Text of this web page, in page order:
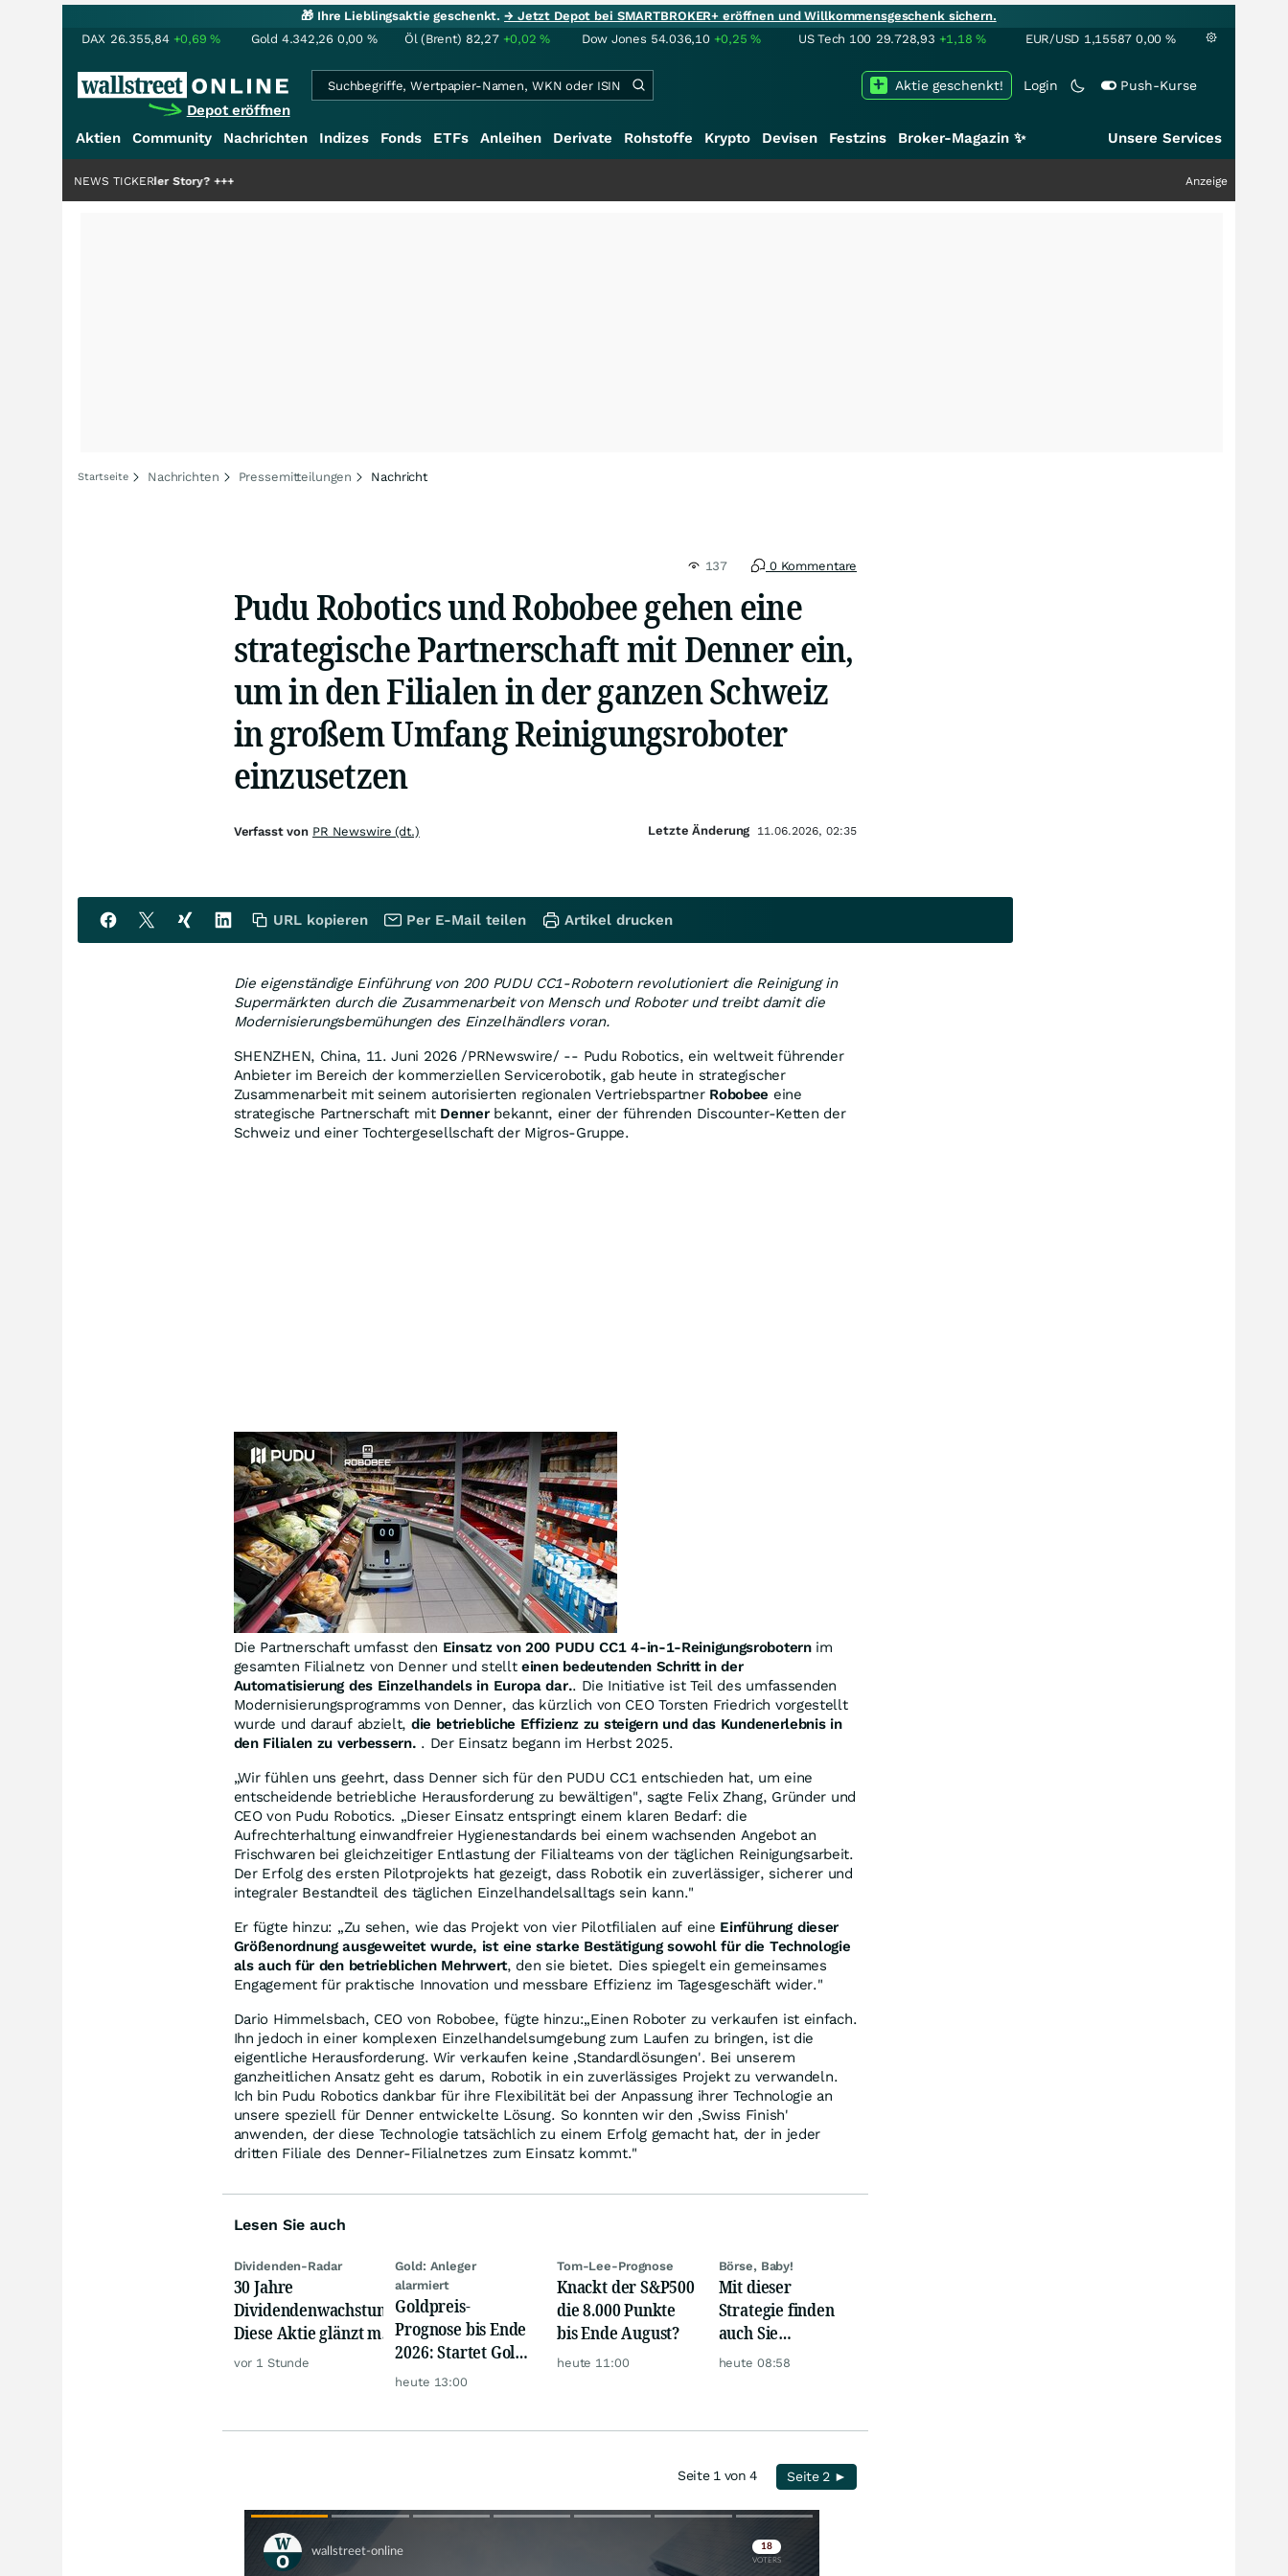
🎁 Ihre Lieblingsaktie geschenkt.→ Jetzt Depot bei SMARTBROKER+ eröffnen und Willkommensgeschenk sichern.
DAX 26.355,84 +0,69% Gold 4.342,26 0,00 % Öl (Brent) 82,27 +0,02% Dow Jones 54.036,10 +0,25% US Tech 100 29.728,93 +1,18% EUR/USD 1,15587 0,00 %
Depot eröffnen
Login Push-Kurse
Aktie geschenkt!
Aktien Community Nachrichten Indizes Fonds ETFs Anleihen Derivate Rohstoffe Krypto Devisen Festzins Broker-Magazin ✨ Unsere Services
die Hälfte der Story?+++ Anzeige
NEWS TICKER
Startseite Nachrichten Pressemitteilungen Nachricht
137 0 Kommentare
Pudu Robotics und Robobee gehen eine
strategische Partnerschaft mit Denner ein,
um in den Filialen in der ganzen Schweiz
in großem Umfang Reinigungsroboter
einzusetzen
Die eigenständige Einführung von 200 PUDU CC1-Robotern revolutioniert die Reinigung in
Supermärkten durch die Zusammenarbeit von Mensch und Roboter und treibt damit die
Modernisierungsbemühungen des Einzelhändlers voran.
SHENZHEN, China, 11. Juni 2026/PRNewswire/ -- Pudu Robotics, ein weltweit führender
Anbieter im Bereich der kommerziellen Servicerobotik, gab heute in strategischer
Zusammenarbeit mit seinem autorisierten regionalen Vertriebspartner Robobee eine
strategische Partnerschaft mit Dennerbekannt, einer der führenden Discounter-Ketten der
Schweiz und einer Tochtergesellschaft der Migros-Gruppe.
Die Partnerschaft umfasst den Einsatz von 200 PUDU CC1 4-in-1-Reinigungsroboternim
gesamten Filialnetz von Denner und stellteinen bedeutenden Schritt in der
Automatisierung des Einzelhandels in Europa dar.. Die Initiative ist Teil des umfassenden
Modernisierungsprogramms von Denner, das kürzlich von CEO Torsten Friedrich vorgestellt
wurde und darauf abzielt, die betriebliche Effizienz zu steigern und das Kundenerlebnis in
den Filialen zu verbessern. . Der Einsatz begann im Herbst 2025.
„Wir fühlen uns geehrt, dass Denner sich für den PUDU CC1 entschieden hat, um eine
entscheidende betriebliche Herausforderung zu bewältigen", sagte Felix Zhang, Gründer und
CEO von Pudu Robotics. „Dieser Einsatz entspringt einem klaren Bedarf: die
Aufrechterhaltung einwandfreier Hygienestandards bei einem wachsenden Angebot an
Frischwaren bei gleichzeitiger Entlastung der Filialteams von der täglichen Reinigungsarbeit.
Der Erfolg des ersten Pilotprojekts hat gezeigt, dass Robotik ein zuverlässiger, sicherer und
integraler Bestandteil des täglichen Einzelhandelsalltags sein kann."
Er fügte hinzu: „Zu sehen, wie das Projekt von vier Pilotfilialen auf eine Einführung dieser
Größenordnung ausgeweitet wurde, ist eine starke Bestätigung sowohl für die Technologie
als auch für den betrieblichen Mehrwert, den sie bietet. Dies spiegelt ein gemeinsames
Engagement für praktische Innovation und messbare Effizienz im Tagesgeschäft wider."
Dario Himmelsbach, CEO von Robobee, fügte hinzu:„Einen Roboter zu verkaufen ist einfach.
Ihn jedoch in einer komplexen Einzelhandelsumgebung zum Laufen zu bringen, ist die
eigentliche Herausforderung. Wir verkaufen keine ‚Standardlösungen'. Bei unserem
ganzheitlichen Ansatz geht es darum, Robotik in ein zuverlässiges Projekt zu verwandeln.
Ich bin Pudu Robotics dankbar für ihre Flexibilität bei der Anpassung ihrer Technologie an
unsere speziell für Denner entwickelte Lösung. So konnten wir den ‚Swiss Finish'
anwenden, der diese Technologie tatsächlich zu einem Erfolg gemacht hat, der in jeder
dritten Filiale des Denner-Filialnetzes zum Einsatz kommt."
Lesen Sie auch
Dividenden-Radar
30 Jahre
Dividendenwachstum:
Diese Aktie glänzt mit
Traum-Renditen
vor 1 Stunde
Gold: Anleger
alarmiert
Goldpreis-
Prognose bis Ende
2026: Startet Gold
jetzt eine neue
heute 13:00
Tom-Lee-Prognose
Knackt der S&P500
die 8.000 Punkte
bis Ende August?
heute 11:00
Börse, Baby!
Mit dieser
Strategie finden
auch Sie
zuverlässig
heute 08:58
Seite 1 von 4 Seite 2 ►
Skip
Verfasst von PR Newswire (dt.) Letzte Änderung 11.06.2026, 02:35
URL kopieren Per E-Mail teilen Artikel drucken